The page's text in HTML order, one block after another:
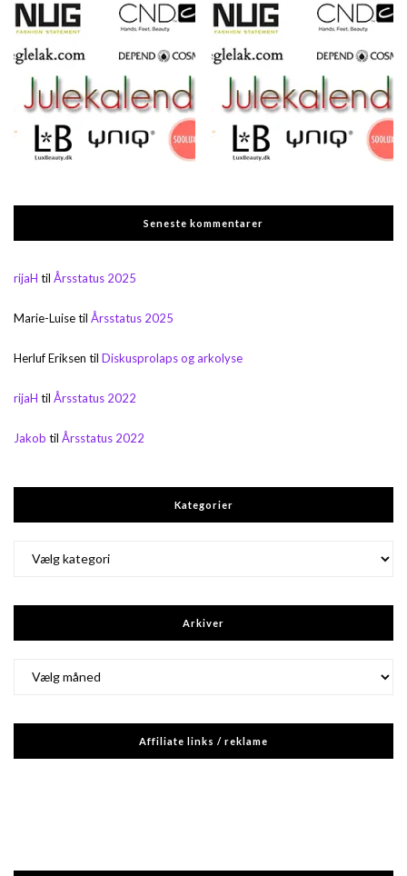
Seneste kommentarer
rijaH til Årsstatus 2025
Marie-Luisetil Årsstatus 2025
Herluf Eriksen til Diskusprolaps og arkolyse
rijaH til Årsstatus 2022
Jakob til Årsstatus 2022
Kategorier
Arkiver
Affiliate links / reklame